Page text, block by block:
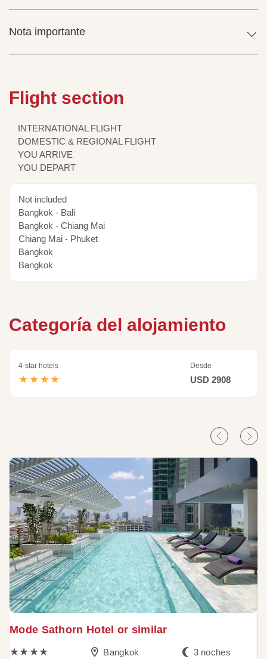
Nota importante
Flight section
INTERNATIONAL FLIGHT
DOMESTIC & REGIONAL FLIGHT
YOU ARRIVE
YOU DEPART
Not included
Bangkok - Bali
Bangkok - Chiang Mai
Chiang Mai - Phuket
Bangkok
Bangkok
Categoría del alojamiento
4-star hotels
★★★★
Desde
USD 2908
Mode Sathorn Hotel or similar
★★★★
Bangkok 3 noches